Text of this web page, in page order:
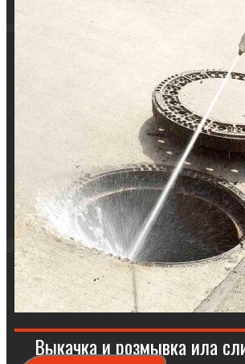
Выкачка и розмывка ила